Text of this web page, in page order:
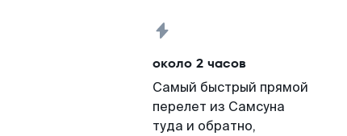
около 2 часов
Самый быстрый прямой
перелет из Самсуна
туда и обратно,